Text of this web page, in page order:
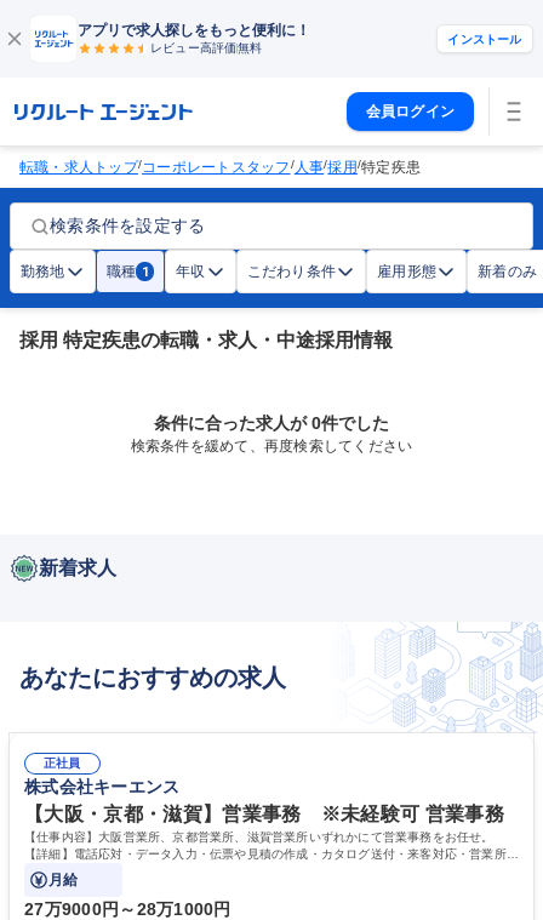
アプリで求人探しをもっと便利に！
レビュー高評価無料
インストール
会員ログイン
転職・求人トップ/コーポレートスタッフ/人事/採用/特定疾患
検索条件を設定する
勤務地 職種 1 年収 こだわり条件 雇用形態 新着のみ
採用 特定疾患の転職・求人・中途採用情報
条件に合った求人が 0件でした
検索条件を緩めて、再度検索してください
新着求人
あなたにおすすめの求人
正社員
株式会社キーエンス
【大阪・京都・滋賀】営業事務 ※未経験可 営業事務
【仕事内容】大阪営業所、京都営業所、滋賀営業所いずれかにて営業事務をお任せ。
【詳細】電話応対・データ入力・伝票や見積の作成・カタログ送付・来客対応・営業所内
で発生する事務業務や業務改善をお任せ。
月給
27万9000円～28万1000円